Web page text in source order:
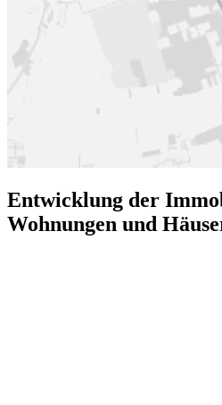
Entwicklung der
Wohnungen und